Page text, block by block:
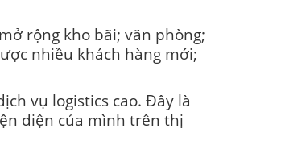
rộng kho bãi; văn phòng;
nhiều khách hàng mới;
vụ logistics cao. Đây là
diện của mình trên thị